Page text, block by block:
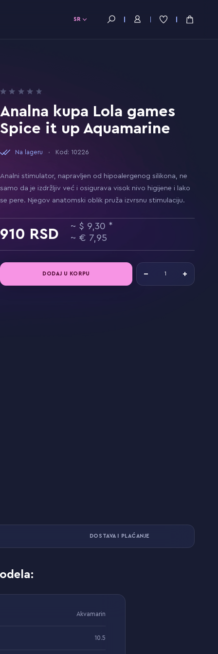
SR
Analna kupa Lola games
Spice it up Aquamarine
Na lageru Kod: 10226
Analni stimulator, napravljen od hipoalergenog silikona, ne
samo da je izdržljiv već i osigurava visok nivo higijene i lako
se pere. Njegov anatomski oblik pruža izvrsnu stimulaciju.
910
9,30
7,95
DODAJ U KORPU
DOSTAVA I PLAĆANJE
Akvamarin
10.5